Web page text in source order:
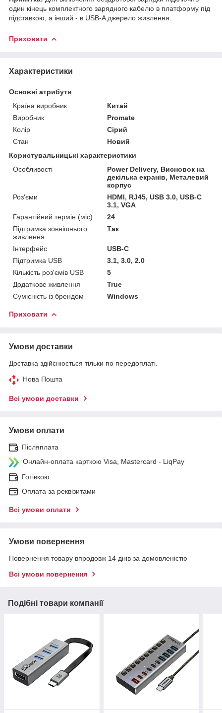
один кінець комплектного зарядного кабелю в платформу під
підставкою, а інший - в USB-A джерело живлення.
Приховати
Характеристики
Основні атрибути
Країна виробник
Китай
Виробник
Promate
Колір
Сірий
Стан
Новий
Користувальницькі характеристики
Особливості
Power Delivery, Висновок на
декілька екранів, Металевий
корпус
Роз'єми
HDMI, RJ45, USB 3.0, USB-C
3.1, VGA
Гарантійний термін (міс)
24
Підтримка зовнішнього
живлення
Так
Інтерфейс
USB-C
Підтримка USB
3.1, 3.0, 2.0
Кількість роз'ємів USB
5
Додаткове живлення
True
Сумісність із брендом
Windows
Приховати
Умови доставки
Доставка здійснюється тільки по передоплаті.
Нова Пошта
Всі умови доставки
Умови оплати
Післяплата
Онлайн-оплата карткою Visa, Mastercard - LiqPay
Готівкою
Оплата за реквізитами
Всі умови оплати
Умови повернення
Повернення товару впродовж 14 днів за домовленістю
Всі умови повернення
Подібні товари компанії